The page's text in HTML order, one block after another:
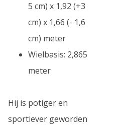
5 cm) x 1,92 (+3
cm) x 1,66 (- 1,6
cm) meter
Wielbasis: 2,865
meter
Hij is potiger en
sportiever geworden